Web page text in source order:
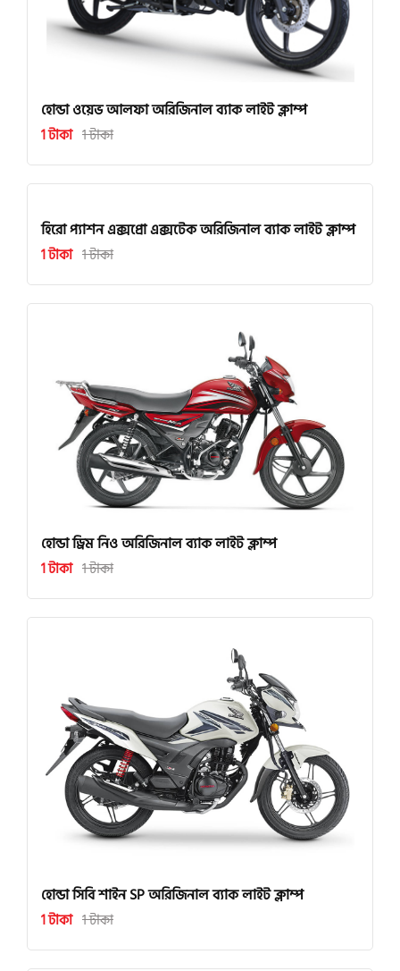
হোন্ডা ওয়েভ আলফা অরিজিনাল ব্যাক লাইট ক্লাম্প
1 টাকা 1 টাকা
হিরো প্যাশন এক্সপ্রো এক্সটেক অরিজিনাল ব্যাক লাইট ক্লাম্প
1 টাকা 1 টাকা
হোন্ডা ড্রিম নিও অরিজিনাল ব্যাক লাইট ক্লাম্প
1 টাকা 1 টাকা
হোন্ডা সিবি শাইন SP অরিজিনাল ব্যাক লাইট ক্লাম্প
1 টাকা 1 টাকা